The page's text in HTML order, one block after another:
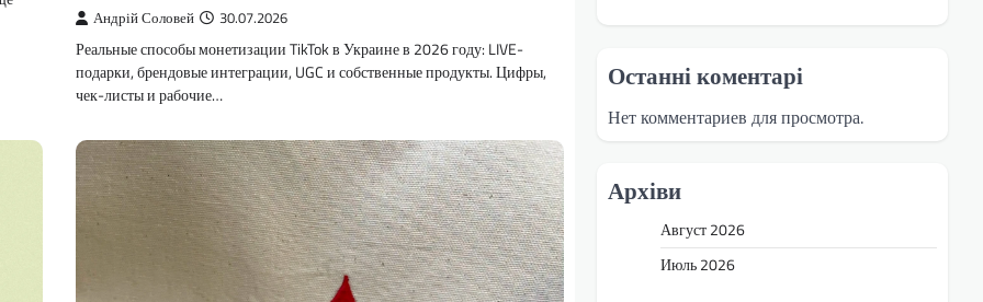
Андрій Соловей 30.07.2026
Реальные способы монетизации TikTok в Украине в 2026 году: LIVE-
подарки, брендовые интеграции, UGC и собственные продукты. Цифры,
чек-листы и рабочие…
Останні коментарі
Нет комментариев для просмотра.
Архіви
Август 2026
Июль 2026